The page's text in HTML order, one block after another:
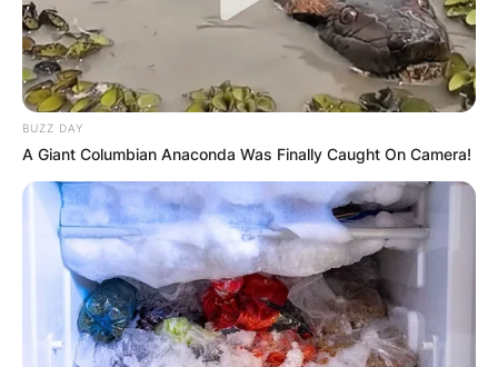
помогнеме во изградбата на
храмот „Свети Трифун“
BUZZ DAY
A Giant Columbian Anaconda Was Finally Caught On Camera!